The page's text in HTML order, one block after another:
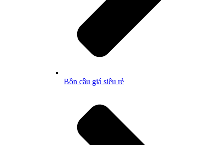
Bồn cầu giá siêu rẻ